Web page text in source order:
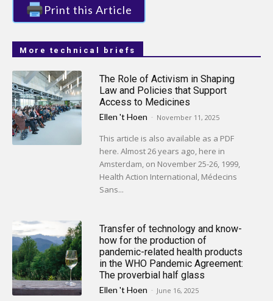
Print this Article
More technical briefs
The Role of Activism in Shaping
Law and Policies that Support
Access to Medicines
Ellen 't Hoen - November 11, 2025
This article is also available as a PDF
here. Almost 26 years ago, here in
Amsterdam, on November 25-26, 1999,
Health Action International, Médecins
Sans...
Transfer of technology and know-
how for the production of
pandemic-related health products
in the WHO Pandemic Agreement:
The proverbial half glass
Ellen 't Hoen - June 16, 2025